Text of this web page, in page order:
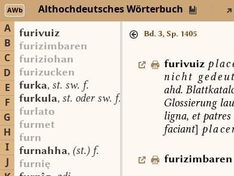
AWb Althochdeutsches Wörterbuch
A
B
C
D
E
F
G
H
I
J
furivuiz
furizimbaren
furiziohan
furizucken
furka, st. sw. f.
furkula, st. oder sw. f.
furlato
furmet
furn
furnahha, (st.) f.
furnię
Bd. 3, Sp. 1405
furivuiz
nicht
ahd.
Glossierung
ligna, etpatres
faciant]
furizimbaren